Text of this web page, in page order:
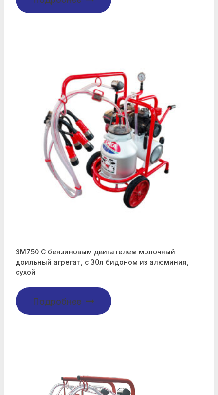
SM750 С бензиновым двигателем молочный
доильный агрегат, с 30л бидоном из алюминия,
сухой
Подробнее